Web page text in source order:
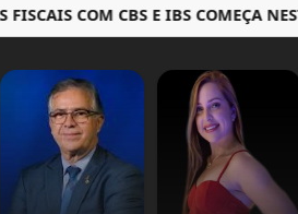
COM CBS E IBS COMEÇA NESTA